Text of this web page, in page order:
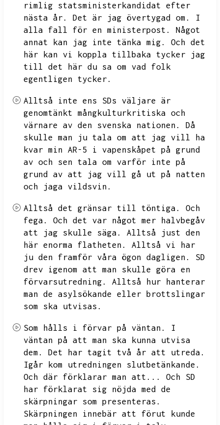
rimlig statsministerkandidat efter
nästa år.
Det är jag övertygad om.
I
alla fall för en ministerpost.
Något
annat kan jag inte tänka mig.
Och det
här kan vi koppla tillbaka tycker jag
till det här du sa om vad folk
egentligen tycker.
Alltså inte ens
SDs väljare är
genomtänkt mångkulturkritiska och
värnare av den svenska nationen.
Då
skulle man ju tala om att jag vill ha
kvar min AR-5 i vapenskåpet på grund
av och sen tala om varför inte på
grund av att jag vill gå ut på natten
och jaga vildsvin.
Alltså det gränsar till töntiga.
Och
fega.
Och det var något mer halvbegåv
att jag skulle säga.
Alltså just den
här enorma flatheten.
Alltså vi har
ju den framför våra ögon dagligen.
SD
drev igenom att man skulle göra en
förvarsutredning.
Alltså hur hanterar
man de asylsökande eller brottslingar
som ska utvisas.
Som hålls i förvar på väntan.
I
väntan på att man ska kunna utvisa
dem.
Det har tagit två år att utreda.
Igår kom utredningen slutbetänkande.
Och där förklarar man att...
Och SD
har förklarat sig nöjda med de
skärpningar som presenteras.
Skärpningen innebär att förut kunde